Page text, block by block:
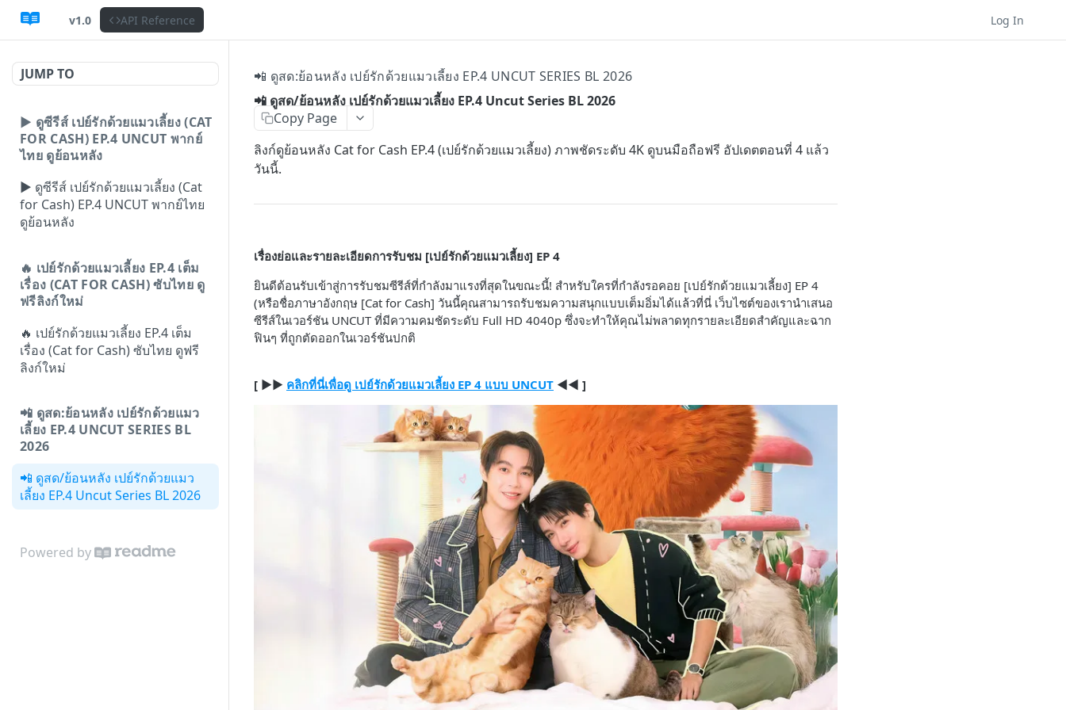
v1.0 API Reference Log In
JUMP TO
▶️ ดูซีรีส์ เปย์รักด้วยแมวเลี้ยง (CAT
FOR CASH) EP.4 UNCUT พากย์
ไทย ดูย้อนหลัง
▶️ ดูซีรีส์ เปย์รักด้วยแมวเลี้ยง (Cat
for Cash) EP.4 UNCUT พากย์ไทย
ดูย้อนหลัง
🔥 เปย์รักด้วยแมวเลี้ยง EP.4 เต็ม
เรื่อง (CAT FOR CASH) ซับไทย ดู
ฟรีลิงก์ใหม่
🔥 เปย์รักด้วยแมวเลี้ยง EP.4 เต็ม
เรื่อง (Cat for Cash) ซับไทย ดูฟรี
ลิงก์ใหม่
📲 ดูสด:ย้อนหลัง เปย์รักด้วยแมว
เลี้ยง EP.4 UNCUT SERIES BL
2026
📲 ดูสด/ย้อนหลัง เปย์รักด้วยแมว
เลี้ยง EP.4 Uncut Series BL 2026
Powered by
📲 ดูสด:ย้อนหลัง เปย์รักด้วยแมวเลี้ยง EP.4 UNCUT SERIES BL 2026
📲 ดูสด/ย้อนหลัง เปย์รักด้วยแมวเลี้ยง EP.4 Uncut Series BL 2026
Copy Page
ลิงก์ดูย้อนหลัง Cat for Cash EP.4 (เปย์รักด้วยแมวเลี้ยง) ภาพชัดระดับ 4K ดูบนมือถือฟรี อัปเดตตอนที่ 4 แล้ว
วันนี้.
เรื่องย่อและรายละเอียดการรับชม [เปย์รักด้วยแมวเลี้ยง] EP 4
ยินดีต้อนรับเข้าสู่การรับชมซีรีส์ที่กำลังมาแรงที่สุดในขณะนี้! สำหรับใครที่กำลังรอคอย [เปย์รักด้วยแมวเลี้ยง] EP 4
(หรือชื่อภาษาอังกฤษ [Cat for Cash] วันนี้คุณสามารถรับชมความสนุกแบบเต็มอิ่มได้แล้วที่นี่ เว็บไซต์ของเรานำเสนอ
ซีรีส์ในเวอร์ชัน UNCUT ที่มีความคมชัดระดับ Full HD 4040p ซึ่งจะทำให้คุณไม่พลาดทุกรายละเอียดสำคัญและฉาก
ฟินๆ ที่ถูกตัดออกในเวอร์ชันปกติ
[ ▶▶ คลิกที่นี่เพื่อดู เปย์รักด้วยแมวเลี้ยง EP 4 แบบ UNCUT ◀◀ ]